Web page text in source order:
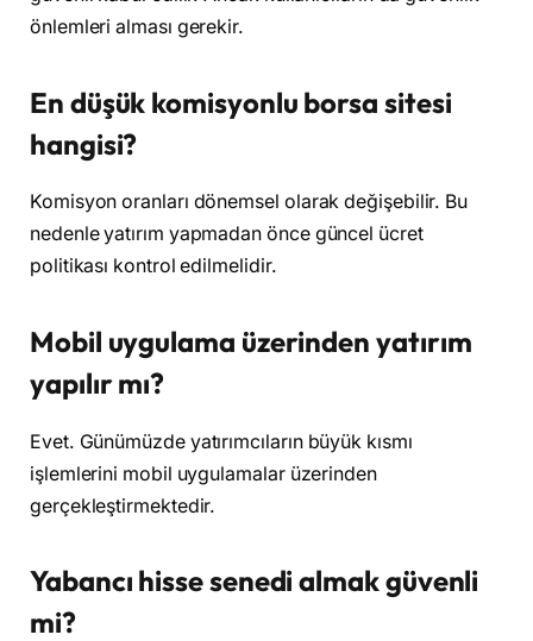
önlemleri alması gerekir.
En düşük komisyonlu borsa sitesi
hangisi?
Komisyon oranları dönemsel olarak değişebilir. Bu
nedenle yatırım yapmadan önce güncel ücret
politikası kontrol edilmelidir.
Mobil uygulama üzerinden yatırım
yapılır mı?
Evet. Günümüzde yatırımcıların büyük kısmı
işlemlerini mobil uygulamalar üzerinden
gerçekleştirmektedir.
Yabancı hisse senedi almak güvenli
mi?